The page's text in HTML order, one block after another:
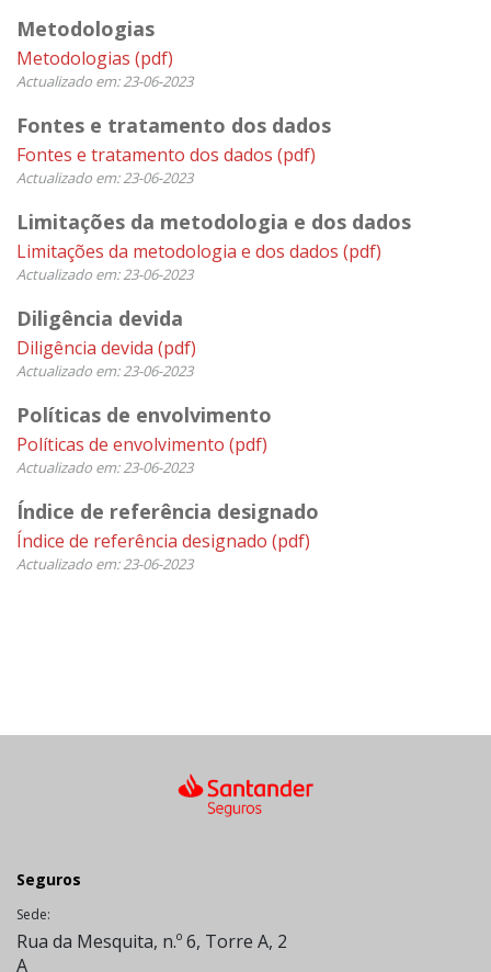
Metodologias
Metodologias (pdf)
Actualizado em: 23-06-2023
Fontes e tratamento dos dados
Fontes e tratamento dos dados (pdf)
Actualizado em: 23-06-2023
Limitações da metodologia e dos dados
Limitações da metodologia e dos dados (pdf)
Actualizado em: 23-06-2023
Diligência devida
Diligência devida (pdf)
Actualizado em: 23-06-2023
Políticas de envolvimento
Políticas de envolvimento (pdf)
Actualizado em: 23-06-2023
Índice de referência designado
Índice de referência designado (pdf)
Actualizado em: 23-06-2023
Seguros
Sede:
Rua da Mesquita, n.º 6, Torre A, 2
A